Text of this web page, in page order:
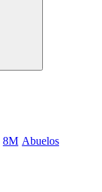
8M Abuelos